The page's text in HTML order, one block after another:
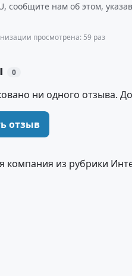
сообщите нам об этом,
просмотрена: 59 раз
0
ни одного отзыва.
отзыв
компания из рубрики